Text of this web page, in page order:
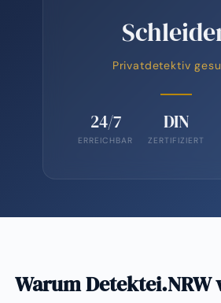
Privatdetektiv
24/7
ERREICHBAR
DIN
ZERTIFIZIERT
Warum Detektei.NRW